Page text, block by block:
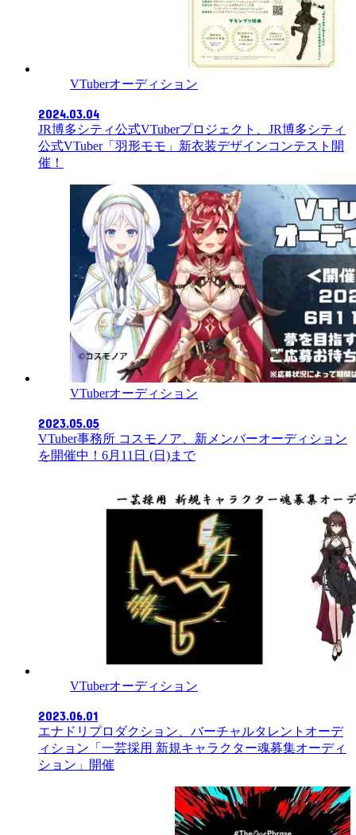
VTuberオーディション
2024.03.04
JR博多シティ公式VTuberプロジェクト、JR博多シティ
公式VTuber「羽形モモ」新衣装デザインコンテスト開
催！
VTuberオーディション
2023.05.05
VTuber事務所 コスモノア、新メンバーオーディション
を開催中！6月11日 (日)まで
VTuberオーディション
2023.06.01
エナドリプロダクション、バーチャルタレントオーデ
ィション「一芸採用 新規キャラクター魂募集オーディ
ション」開催